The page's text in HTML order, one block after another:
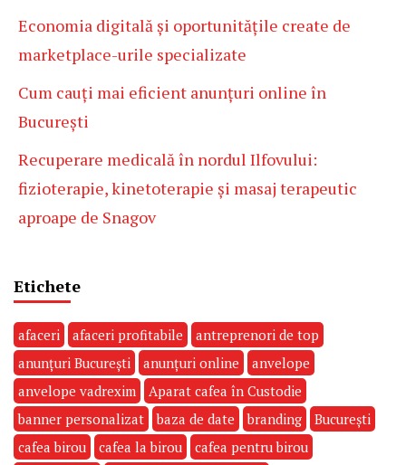
Economia digitală și oportunitățile create de
marketplace-urile specializate
Cum cauți mai eficient anunțuri online în
București
Recuperare medicală în nordul Ilfovului:
fizioterapie, kinetoterapie și masaj terapeutic
aproape de Snagov
Etichete
afaceri afaceri profitabile
antreprenori de top
anunțuri București
anunțuri online
anvelope
anvelope vadrexim
Aparat cafea în Custodie
banner personalizat
baza de date branding
București
cafea birou
cafea la birou
cafea pentru birou